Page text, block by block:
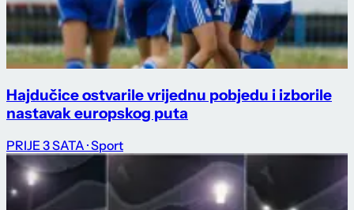
Hajdučice ostvarile vrijednu pobjedu i izborile
nastavak europskog puta
PRIJE 3 SATA · Sport